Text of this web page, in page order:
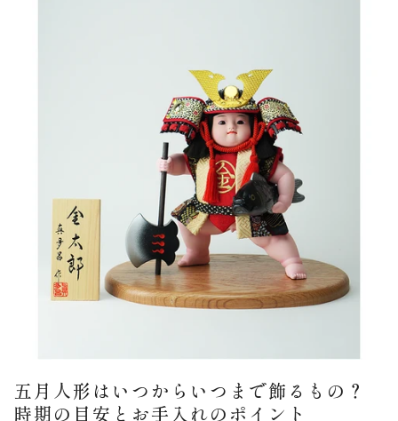
五月人形はいつからいつまで飾るもの？
時期の目安とお手入れのポイント